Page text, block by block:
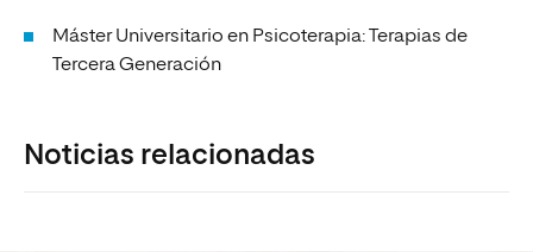
Máster Universitario en Psicoterapia: Terapias de
Tercera Generación
Noticias relacionadas